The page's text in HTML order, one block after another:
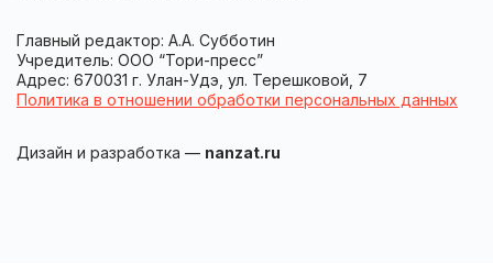
Главный редактор: А.А. Субботин
Учредитель: ООО “Тори-пресс”
Адрес: 670031 г. Улан-Удэ, ул. Терешковой, 7
Политика в отношении обработки персональных данных
Дизайн и разработка — nanzat.ru